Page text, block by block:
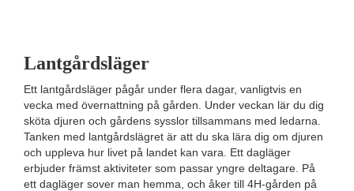
Lantgårdsläger
Ett lantgårdsläger pågår under flera dagar, vanligtvis en
vecka med övernattning på gården. Under veckan lär du dig
sköta djuren och gårdens sysslor tillsammans med ledarna.
Tanken med lantgårdslägret är att du ska lära dig om djuren
och uppleva hur livet på landet kan vara. Ett dagläger
erbjuder främst aktiviteter som passar yngre deltagare. På
ett dagläger sover man hemma, och åker till 4H-gården på